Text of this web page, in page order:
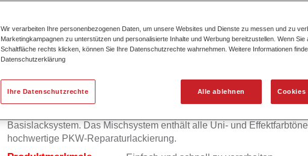
Permahyd® Hi-TEC Mischlack
Basislacksystem. Das Mischsystem enthält alle Uni- und
hochwertige PKW-Reparaturlackierung.
Wir verarbeiten Ihre personenbezogenen Daten, um unsere Websites und Dienste zu messen und zu
Marketingkampagnen zu unterstützen und personalisierte Inhalte und Werbung bereitzustellen. Wenn Sie
Schaltfläche rechts klicken, können Sie Ihre Datenschutzrechte wahrnehmen. Weitere Informationen
Datenschutzerklärung
Alle ablehnen Cookies
Ihre Datenschutzrechte